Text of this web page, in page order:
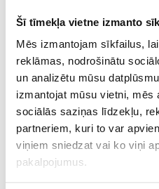
Šī tīmekļa vietne izmanto
Mēs izmantojam sīkfailus,
reklāmas, nodrošinātu
un analizētu mūsu
izmantojat mūsu vietni, mēs
sociālās saziņas līdzekļu,
partneriem, kuri to var
viņiem sniedzat vai ko viņi
pakalpojumus.
Vērgale